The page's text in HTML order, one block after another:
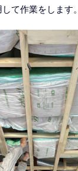
て作業をします。